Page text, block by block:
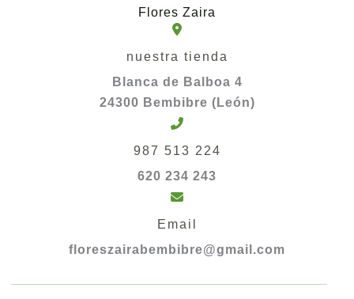
Flores Zaira
nuestra tienda
Blanca de Balboa 4
24300 Bembibre (León)
987 513 224
620 234 243
Email
floreszairabembibre@gmail.com